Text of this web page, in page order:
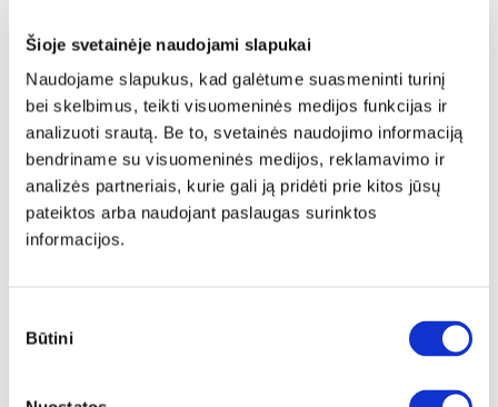
Šioje svetainėje naudojami slapukai
Naudojame slapukus, kad galėtume suasmeninti turinį
bei skelbimus, teikti visuomeninės medijos funkcijas ir
analizuoti srautą. Be to, svetainės naudojimo informaciją
bendriname su visuomeninės medijos, reklamavimo ir
analizės partneriais, kurie gali ją pridėti prie kitos jūsų
pateiktos arba naudojant paslaugas surinktos
informacijos.
pasirinkimas
Būtini
149€
Į krepšelį